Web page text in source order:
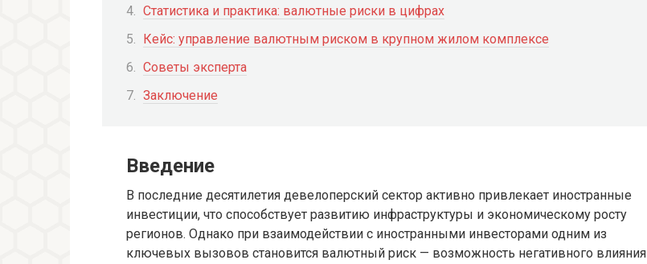
Статистика и практика: валютные риски в цифрах
Кейс: управление валютным риском в крупном жилом комплексе
Советы эксперта
Заключение
Введение
В последние десятилетия девелоперский сектор активно привлекает иностранные
инвестиции, что способствует развитию инфраструктуры и экономическому росту
регионов. Однако при взаимодействии с иностранными инвесторами одним из
ключевых вызовов становится валютный риск — возможность негативного влияния